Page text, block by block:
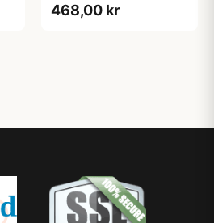
468,00 kr